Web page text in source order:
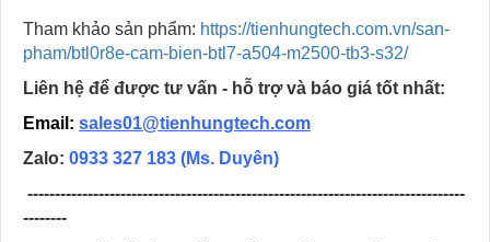
Tham khảo sản phẩm: https://tienhungtech.com.vn/san-
pham/btl0r8e-cam-bien-btl7-a504-m2500-tb3-s32/
Liên hệ để được tư vấn - hỗ trợ và báo giá tốt nhất:
Email: sales01@tienhungtech.com
Zalo: 0933 327 183 (Ms. Duyên)
--------------------------------------------------------------------------------
--------